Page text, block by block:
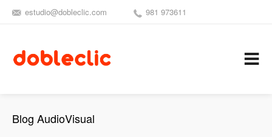
estudio@dobleclic.com 981 973611
Blog AudioVisual